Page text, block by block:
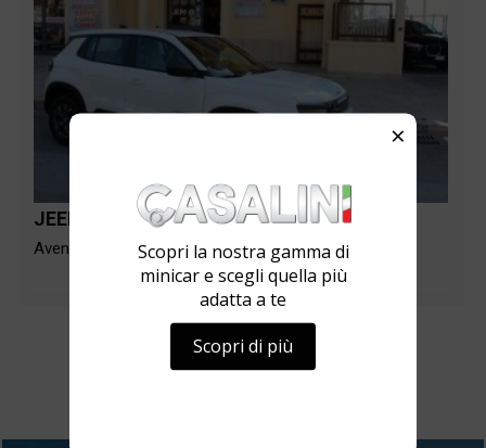
Scopri la nostra gamma di
minicar e scegli quella più
adatta a te
Scopri di più
×
JEEP
Avenger 1.2 Turbo 110 CV MHEV Longitude -km0
13 Elettrica/Benzina
MOSTRA TUTTE LE AUTO NUOVE